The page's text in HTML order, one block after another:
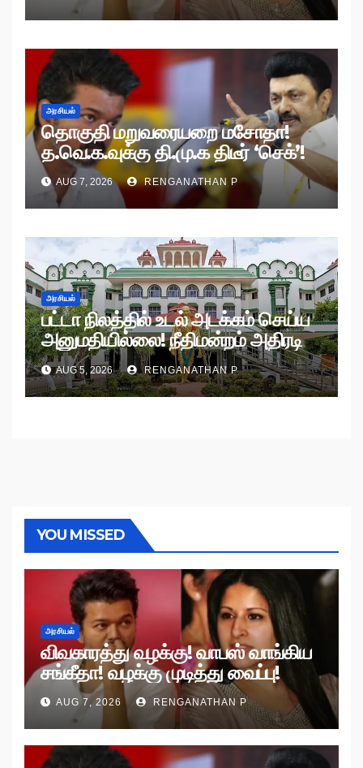
அரசியல்
தொகுதி மறுவரையறை மசோதா!
த.வெ.க.வுக்கு தி.மு.க திடீர் ‘செக்’!
AUG 7, 2026 RENGANATHAN P
அரசியல்
பட்டா நிலத்தில் உடல் அடக்கம் செய்ய
அனுமதியில்லை! நீதிமன்றம் அதிரடி
உத்தரவு!
AUG 5, 2026 RENGANATHAN P
YOU MISSED
அரசியல்
விவகாரத்து வழக்கு! வாபஸ் வாங்கிய
சங்கீதா! வழக்கு முடித்து வைப்பு!
AUG 7, 2026 RENGANATHAN P